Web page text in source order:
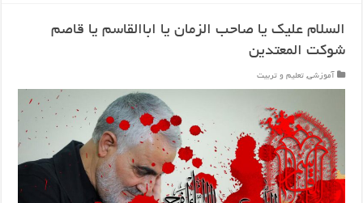
السلام علیک یا صاحب الزمان یا اباالقاسم یا قاصم
شوکت المعتدین
آموزشی, تعلیم و تربیت